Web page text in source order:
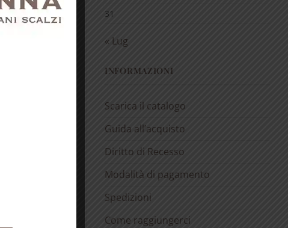
31
« Lug
INFORMAZIONI
Scarica il catalogo
Guida all’acquisto
Diritto di Recesso
Modalità di pagamento
Spedizioni
Come raggiungerci